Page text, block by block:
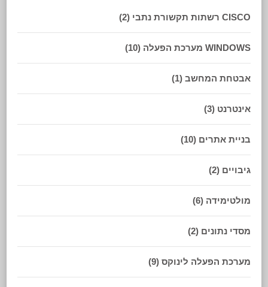
CISCO רשתות תקשורת נתבי (2)
WINDOWS מערכת הפעלה (10)
אבטחת המחשב (1)
אינטרנט (3)
בניית אתרים (10)
גיבויים (2)
מולטימידה (6)
מסדי נתונים (2)
מערכת הפעלה לינוקס (9)